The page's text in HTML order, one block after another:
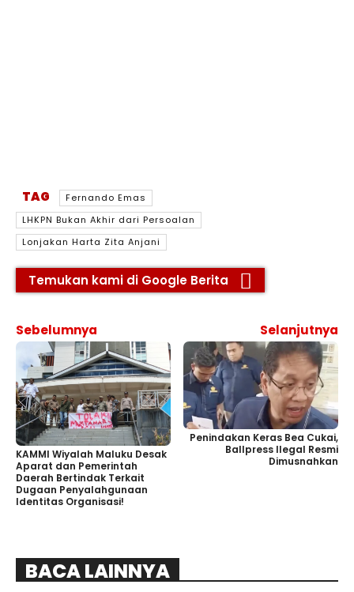
TAG
Fernando Emas
LHKPN Bukan Akhir dari Persoalan
Lonjakan Harta Zita Anjani
Temukan kami di Google Berita
Sebelumnya
KAMMI Wiyalah Maluku Desak
Aparat dan Pemerintah
Daerah Bertindak Terkait
Dugaan Penyalahgunaan
Identitas Organisasi!
Selanjutnya
Penindakan Keras Bea Cukai,
Ballpress Ilegal Resmi
Dimusnahkan
BACA LAINNYA